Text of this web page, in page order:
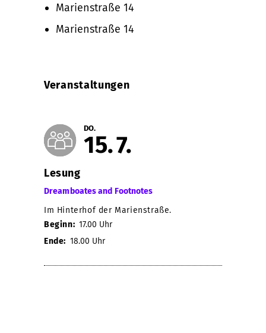
Marienstraße 14
Marienstraße 14
Veranstaltungen
DO.
15 7
Lesung
Dreamboates and Footnotes
Im Hinterhof der Marienstraße.
Beginn: 17.00 Uhr
Ende: 18.00 Uhr